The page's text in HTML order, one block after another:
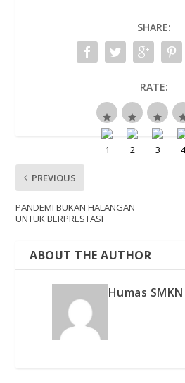
SHARE:
RATE:
PREVIOUS
PANDEMI BUKAN HALANGAN
UNTUK BERPRESTASI
ABOUT THE AUTHOR
Humas